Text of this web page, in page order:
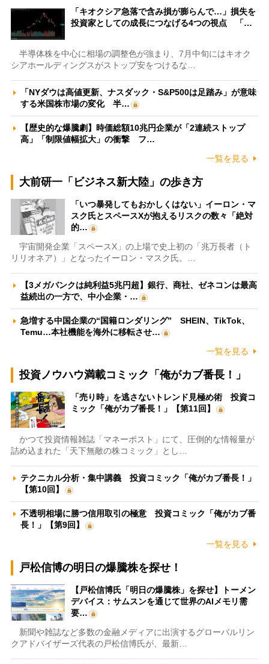
「キオクシア急落で含み損が膨らんで…」損失を
投資家としての成長につなげる4つの視点 「…
半導体株を中心に相場の調整色が強まり、7月中旬にはキオク
シアホールディングスがストップ安をつけるな…
「NYダウは高値更新、ナスダック・S&P500は足踏み」が意味
する米国株市場の変化 半…
【歴史的な爆騰劇】時価総額10兆円企業が「2連続ストップ
高」「制限値幅拡大」の衝撃 フ…
一覧を見る
大前研一「ビジネス新大陸」の歩き方
「いつ暴発してもおかしくはない」イーロン・マ
スク氏とスペースXが抱えるリスクの数々「絶対
的…
宇宙開発企業「スペースX」の上場で史上初の「兆万長者（ト
リリオネア）」となったイーロン・マスク氏。…
【3メガバンクは純利益5兆円超】銀行、商社、ゼネコンは最高
益続出の一方で、中小企業・…
急増する中国企業の“国籍ロンダリング” SHEIN、TikTok、
Temu…本社機能を海外に移転させ…
一覧を見る
投資ノウハウ満載コミック「俺がカブ番長！」
「売り時」を逃さないトレンド見極め術 投資コ
ミック「俺がカブ番長！」【第11回】
かつて投資情報雑誌「マネーポスト」にて、圧倒的な情報量が
詰め込まれた「天下無敵の株コミック」とし…
テクニカル分析・集中講義 投資コミック「俺がカブ番長！」
【第10回】
不透明相場に勝つ信用取引の極意 投資コミック「俺がカブ番
長！」【第9回】
一覧を見る
戸松信博の明日の爆騰株を探せ！
【戸松信博氏「明日の爆騰株」を探せ】トーメン
デバイス：サムスンを通じて世界のAIメモリ需
要…
新聞や雑誌など多数の金融メディアに出演するグローバルリン
クアドバイザーズ代表の戸松信博氏が、最新…